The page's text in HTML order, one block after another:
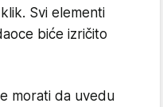
Svi elementi
biće izričito
morati da uvedu